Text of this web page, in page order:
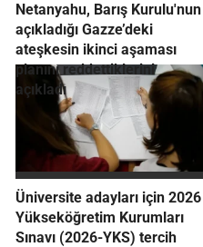
Netanyahu, Barış Kurulu'nun
açıkladığı Gazze’deki
ateşkesin ikinci aşaması
planını reddettiklerini
açıkladı
Üniversite adayları için 2026
Yükseköğretim Kurumları
Sınavı (2026-YKS) tercih